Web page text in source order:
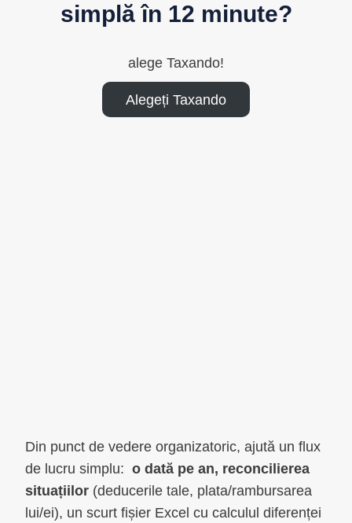
simplă în 12 minute?
alege Taxando!
Alegeți Taxando
Din punct de vedere organizatoric, ajută un flux
de lucru simplu: o dată pe an, reconcilierea
situațiilor (deducerile tale, plata/rambursarea
lui/ei), un scurt fișier Excel cu calculul diferenței